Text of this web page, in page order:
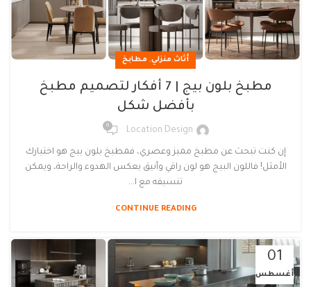
أثاث منزلي, مطابخ
مطبخ بلون بيج | 7 أفكار لتصميم مطبخ
بأفضل شكل
Location Design
0
إن كنت تبحث عن مطبخ مميز وعصري، فمطبخ بلون بيج هو اختيارك
الأمثل! فاللون البيج هو لون راقي وأنيق يعكس الهدوء والراحة، ويمكن
تنسيقه مع ا...
CONTINUE READING
01
أغسطس